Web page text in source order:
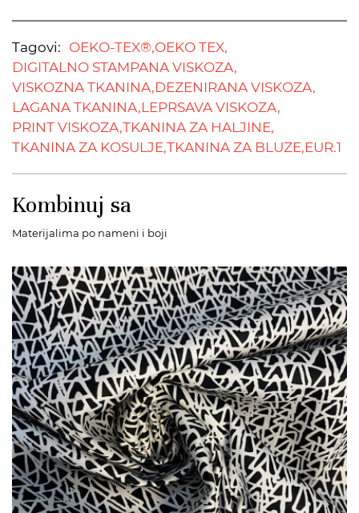
Tagovi: OEKO-TEX®,OEKO TEX,
DIGITALNO STAMPANA VISKOZA,
VISKOZNA TKANINA,DEZENIRANA VISKOZA,
LAGANA TKANINA,LEPRSAVA VISKOZA,
PRINT VISKOZA,TKANINA ZA HALJINE,
TKANINA ZA KOSULJE,TKANINA ZA BLUZE,EUR.1
Kombinuj sa
Materijalima po nameni i boji